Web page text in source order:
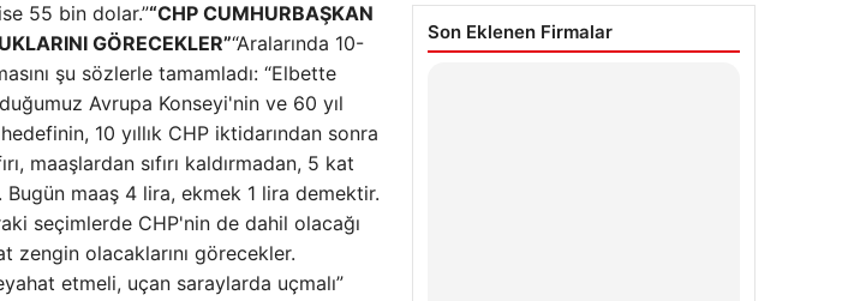
55 bin dolar.”“CHP CUMHURBAŞKAN
GÖRECEKLER”“Aralarında 10-
şu sözlerle tamamladı: “Elbette
Avrupa Konseyi'nin ve 60 yıl
10 yıllık CHP iktidarından sonra
maaşlardan sıfırı kaldırmadan, 5 kat
maaş 4 lira, ekmek 1 lira demektir.
seçimlerde CHP'nin de dahil olacağı
zengin olacaklarını görecekler.
etmeli, uçan saraylarda uçmalı”
Son Eklenen Firmalar